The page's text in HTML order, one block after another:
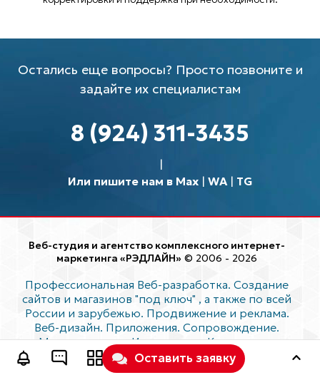
Остались еще вопросы? Просто позвоните и
задайте их специалистам
8 (924) 311-3435
Или пишите нам в Max| WA| TG
Веб-студия и агентство комплексного интернет-
маркетинга «РЭДЛАЙН» © 2006 - 2026
Профессиональная Веб-разработка. Создание
сайтов и магазинов "под ключ" , а также по всей
России и зарубежью. Продвижение и реклама.
Веб-дизайн. Приложения. Сопровождение.
Модернизация. Интеграции. Консалтинг.
Продвижение и реклама. Комплексный
Интернет-маркетинг.
Оставить заявку